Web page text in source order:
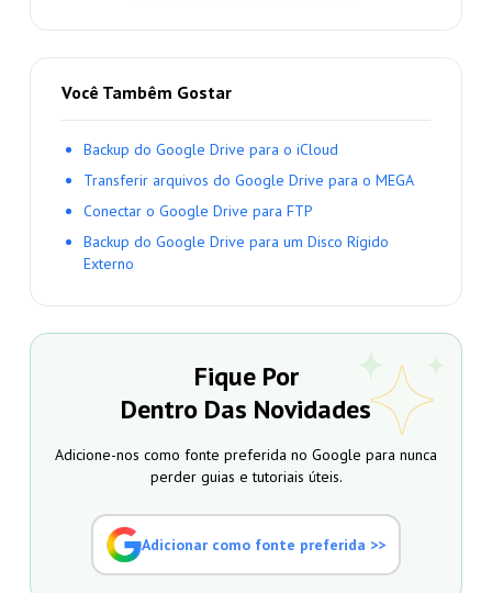
Você Tambêm Gostar
Backup do Google Drive para o iCloud
Transferir arquivos do Google Drive para o MEGA
Conectar o Google Drive para FTP
Backup do Google Drive para um Disco Rígido
Externo
Fique Por
Dentro Das Novidades
Adicione-nos como fonte preferida no Google para nunca
perder guias e tutoriais úteis.
Adicionar como fonte preferida >>